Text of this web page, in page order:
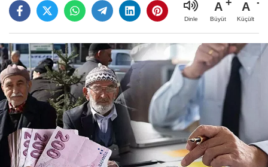
Dinle
A
Büyüt
A
Küçült